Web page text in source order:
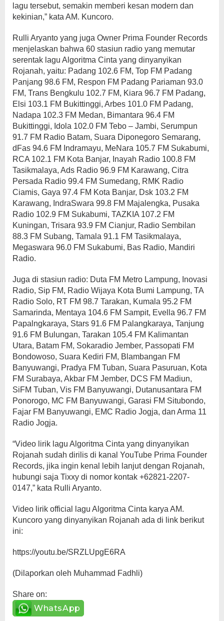
lagu tersebut, semakin memberi kesan modern dan
kekinian,” kata AM. Kuncoro.
Rulli Aryanto yang juga Owner Prima Founder Records
menjelaskan bahwa 60 stasiun radio yang memutar
serentak lagu Algoritma Cinta yang dinyanyikan
Rojanah, yaitu: Padang 102.6 FM, Top FM Padang
Panjang 98.6 FM, Respon FM Padang Pariaman 93.0
FM, Trans Bengkulu 102.7 FM, Kiara 96.7 FM Padang,
Elsi 103.1 FM Bukittinggi, Arbes 101.0 FM Padang,
Nadapa 102.3 FM Medan, Bimantara 96.4 FM
Bukittinggi, Idola 102.0 FM Tebo – Jambi, Serumpun
91.7 FM Radio Batam, Suara Diponegoro Semarang,
dFas 94.6 FM Indramayu, MeNara 105.7 FM Sukabumi,
RCA 102.1 FM Kota Banjar, Inayah Radio 100.8 FM
Tasikmalaya, Ads Radio 96.9 FM Karawang, Citra
Persada Radio 99.4 FM Sumedang, RMK Radio
Ciamis, Gaya 97.4 FM Kota Banjar, Dsk 103.2 FM
Karawang, IndraSwara 99.8 FM Majalengka, Pusaka
Radio 102.9 FM Sukabumi, TAZKIA 107.2 FM
Kuningan, Trisara 93.9 FM Cianjur, Radio Sembilan
88.3 FM Subang, Tamala 91.1 FM Tasikmalaya,
Megaswara 96.0 FM Sukabumi, Bas Radio, Mandiri
Radio.
Juga di stasiun radio: Duta FM Metro Lampung, Inovasi
Radio, Sip FM, Radio Wijaya Kota Bumi Lampung, TA
Radio Solo, RT FM 98.7 Tarakan, Kumala 95.2 FM
Samarinda, Mentaya 104.6 FM Sampit, Evella 96.7 FM
Papalngkaraya, Stars 91.6 FM Palangkaraya, Tanjung
91.6 FM Bulungan, Tarakan 105.4 FM Kalimantan
Utara, Batam FM, Sokaradio Jember, Passopati FM
Bondowoso, Suara Kediri FM, Blambangan FM
Banyuwangi, Pradya FM Tuban, Suara Pasuruan, Kota
FM Surabaya, Akbar FM Jember, DCS FM Madiun,
SiFM Tuban, Vis FM Banyuwangi, Dutanusantara FM
Ponorogo, MC FM Banyuwangi, Garasi FM Situbondo,
Fajar FM Banyuwangi, EMC Radio Jogja, dan Arma 11
Radio Jogja.
“Video lirik lagu Algoritma Cinta yang dinyanyikan
Rojanah sudah dirilis di kanal YouTube Prima Founder
Records, jika ingin kenal lebih lanjut dengan Rojanah,
hubungi saja Tixxy di nomor kontak +62821-2207-
0147,” kata Rulli Aryanto.
Video lirik official lagu Algoritma Cinta karya AM.
Kuncoro yang dinyanyikan Rojanah ada di link berikut
ini:
https://youtu.be/SRZLUpgE6RA
(Dilaporkan oleh Muhammad Fadhli)
Share on:
WhatsApp